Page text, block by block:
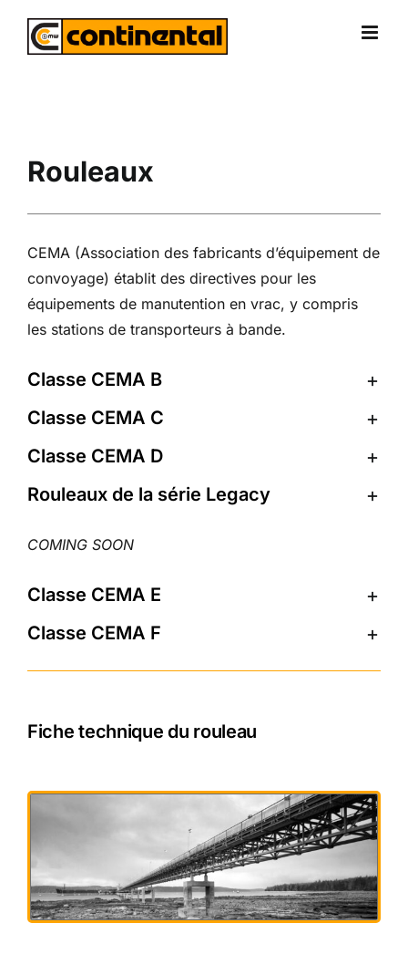
Rouleaux
CEMA (Association des fabricants d’équipement de
convoyage) établit des directives pour les
équipements de manutention en vrac, y compris
les stations de transporteurs à bande.
Classe CEMA B
Classe CEMA C
Classe CEMA D
Rouleaux de la série Legacy
Classe CEMA E
Classe CEMA F
Fiche technique du rouleau